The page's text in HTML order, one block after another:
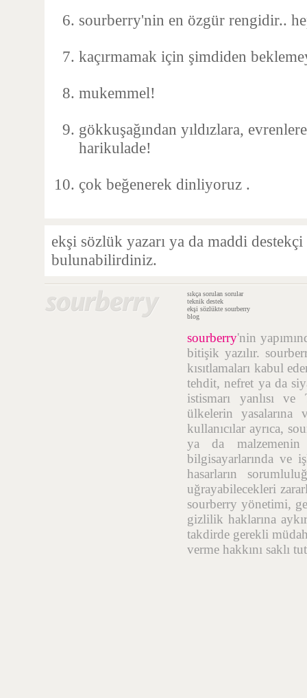
sourberry'nin en özgür rengidir..
kaçırmamak için şimdiden
mukemmel!
gökkuşağından yıldızlara,
harikulade!
çok beğenerek dinliyoruz .
ekşi sözlük yazarı ya da maddi
bulunabilirdiniz.
sıkça sorulan sorular
teknik destek
ekşi sözlükte sourberry
blog
sourberry'nin
bitişik yazılır.
kısıtlamaları kabul
tehdit, nefret ya da
istismarı yanlısı
ülkelerin yasalarına
kullanıcılar ayrıca,
ya da malzemenin
bilgisayarlarında ve
hasarların
uğrayabilecekleri
sourberry yönetimi,
gizlilik haklarına
takdirde gerekli
verme hakkını saklı